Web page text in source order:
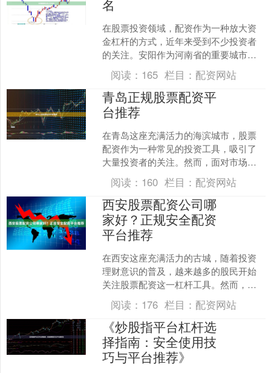
名
在股票投资领域，配资作为一种放大资
金杠杆的方式，近年来受到不少投资者
的关注。安阳作为河南省的重要城市股
票配资知识网，也有不少投资者希望通
过配资来提升收益。然而，....
阅读： 165 栏目： 配资网站
青岛正规股票配资平
台推荐
在青岛这座充满活力的海滨城市，股票
配资作为一种常见的投资工具，吸引了
大量投资者的关注。然而，面对市场上
众多的配资平台，如何选择一家正规、
安全、透明的平台，成为投....
阅读： 160 栏目： 配资网站
西安股票配资公司哪
家好？正规安全配资
平台推荐
在西安这座充满活力的古城，随着投资
理财意识的普及，越来越多的股民开始
关注股票配资这一杠杆工具。然而，面
对市场上琳琅满目的配资公司，许多投
资者不禁困惑：**西安股....
阅读： 176 栏目： 配资网站
《炒股指平台杠杆选
择指南：安全使用技
巧与平台推荐》